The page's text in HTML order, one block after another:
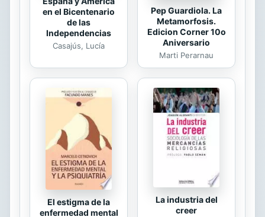
en el Bicentenario
de las
Independencias
Casajús, Lucía
Pep Guardiola. La
Metamorfosis.
Edicion Corner 10o
Aniversario
Marti Perarnau
El estigma de la
enfermedad mental
La industria del
creer